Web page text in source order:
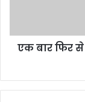
एक बार फिर से